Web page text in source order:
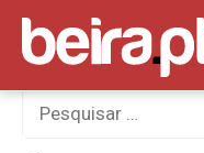
Skip
content
Procurar
por: